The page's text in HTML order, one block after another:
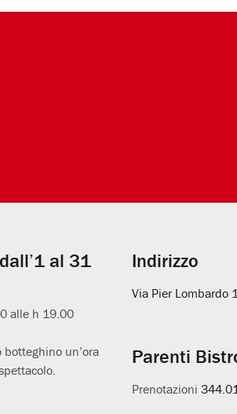
al 31
alle h 19.00
un’ora
Indirizzo
Via Pier Lombardo
Parenti
Prenotazioni